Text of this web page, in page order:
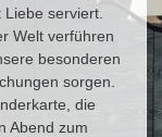
serviert.
Welt verführen
besonderen
sorgen.
die
Abend zum